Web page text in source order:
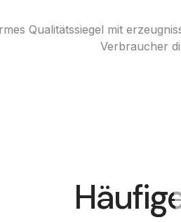
Qualitätssiegel mit
Verbraucher